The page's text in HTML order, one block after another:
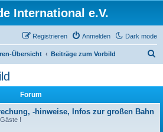
International e.V.
Dark mode
Anmelden
Registrieren
Übersicht Beiträge zum Vorbild
Forum
-hinweise, Infos zur großen Bahn
!